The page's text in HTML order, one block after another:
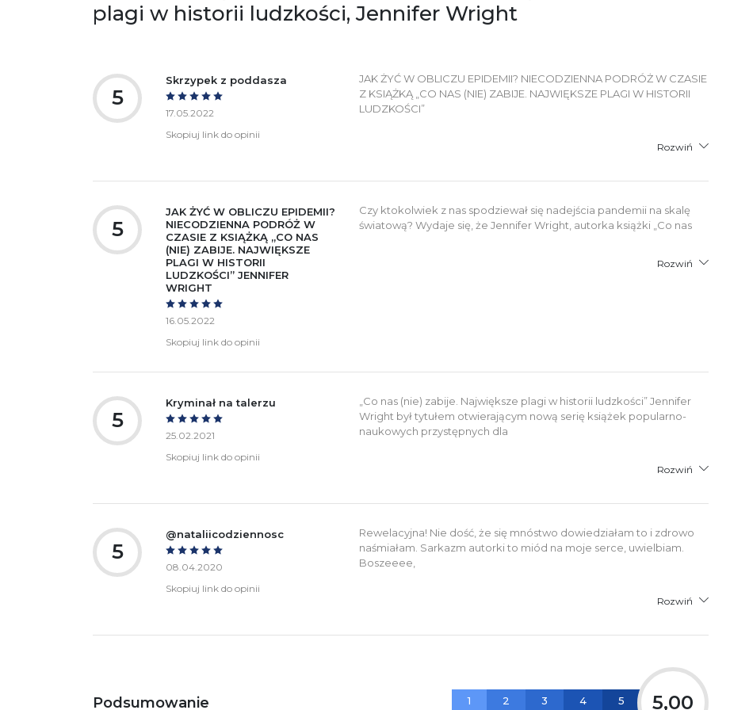
Ostrzeżenia oraz informacje dotyczące
Załącznik PDF
plagi w historii ludzkości, Jennifer Wright
5
Skrzypek z poddasza
17.05.2022
Skopiuj link do opinii
JAK ŻYĆ W OBLICZU EPIDEMII? NIECODZIENNA PODRÓŻ W CZASIE
Z KSIĄŻKĄ „CO NAS (NIE) ZABIJE. NAJWIĘKSZE PLAGI W HISTORII
LUDZKOŚCI”
Rozwiń
5
JAK ŻYĆ W OBLICZU EPIDEMII?
NIECODZIENNA PODRÓŻ W
CZASIE Z KSIĄŻKĄ „CO NAS
(NIE) ZABIJE. NAJWIĘKSZE
PLAGI W HISTORII
LUDZKOŚCI” JENNIFER
WRIGHT
16.05.2022
Skopiuj link do opinii
Czy ktokolwiek z nas spodziewał się nadejścia pandemii na skalę
światową? Wydaje się, że Jennifer Wright, autorka książki „Co nas
Rozwiń
5
Kryminał na talerzu
25.02.2021
Skopiuj link do opinii
„Co nas (nie) zabije. Największe plagi w historii ludzkości” Jennifer
Wright był tytułem otwierającym nową serię książek popularno-
naukowych przystępnych dla
Rozwiń
5
@nataliicodziennosc
08.04.2020
Skopiuj link do opinii
Rewelacyjna! Nie dość, że się mnóstwo dowiedziałam to i zdrowo
naśmiałam. Sarkazm autorki to miód na moje serce, uwielbiam.
Boszeeee,
Rozwiń
Podsumowanie 1 2 3 4 5 5,00